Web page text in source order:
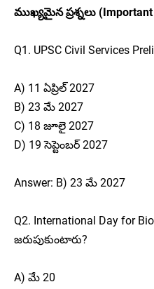
ముఖ్యమైన ప్రశ్నలు (Important
Q1. UPSC Civil Services
A) 11 ఏప్రిల్ 2027
B) 23 మే 2027
C) 18 జూలై 2027
D) 19 సెప్టెంబర్ 2027
Answer: B) 23 మే 2027
Q2. International Day for
జరుపుకుంటారు?
A) మే 20